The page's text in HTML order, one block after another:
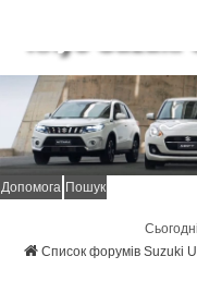
Клуб Suzuki
Допомога Пошук
Список форумів Suzuki